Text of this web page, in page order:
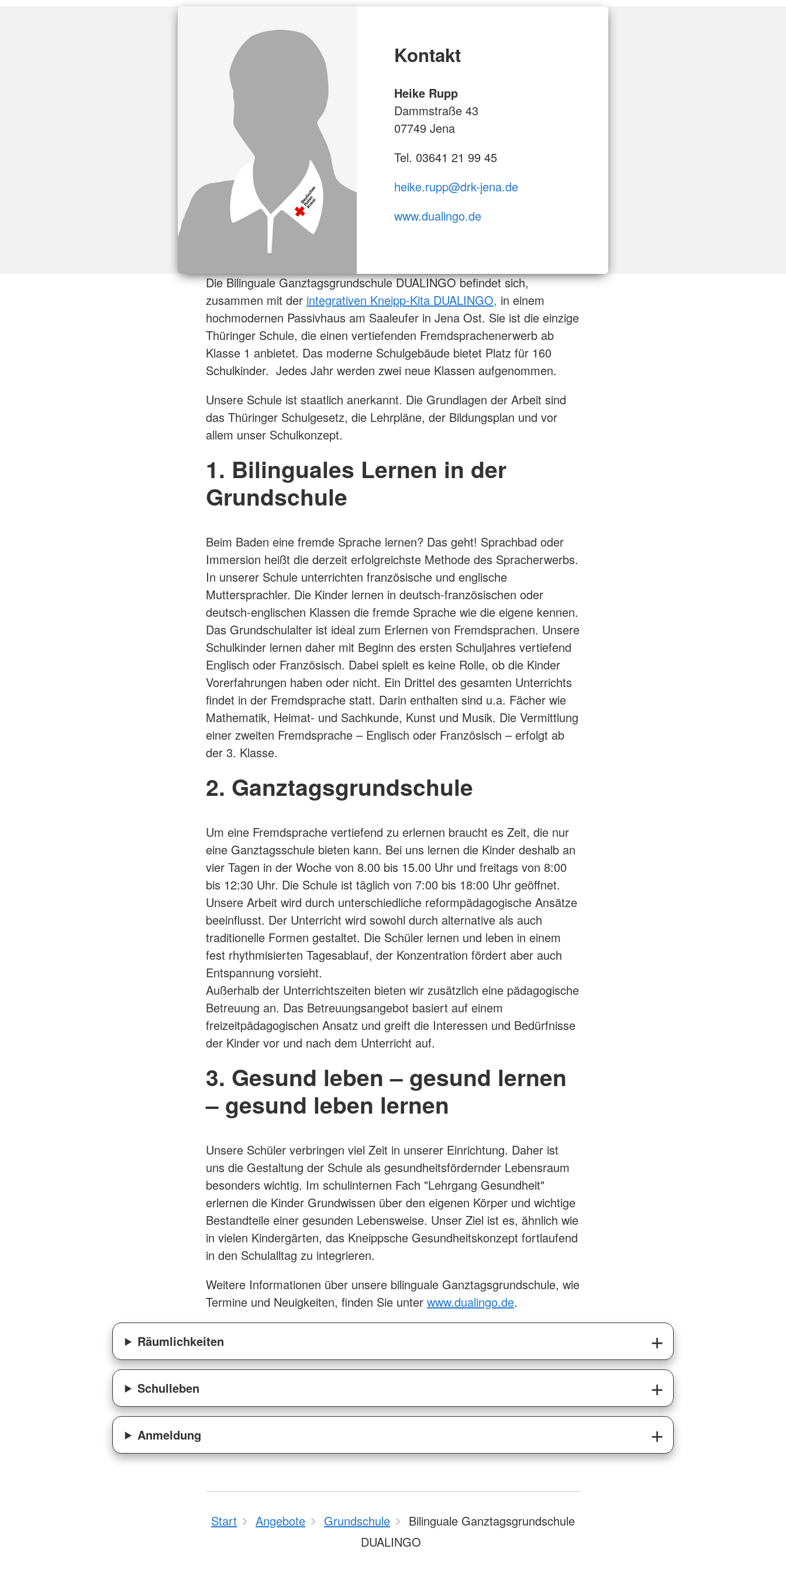
Kontakt
Heike Rupp
Dammstraße 43
07749 Jena
Tel. 03641 21 99 45
heike.rupp@drk-jena.de
www.dualingo.de
Die Bilinguale Ganztagsgrundschule DUALINGO befindet sich,
zusammen mit der integrativen Kneipp-Kita DUALINGO, in einem
hochmodernen Passivhaus am Saaleufer in Jena Ost. Sie ist die einzige
Thüringer Schule, die einen vertiefenden Fremdsprachenerwerb ab
Klasse 1 anbietet. Das moderne Schulgebäude bietet Platz für 160
Schulkinder. Jedes Jahr werden zwei neue Klassen aufgenommen.
Unsere Schule ist staatlich anerkannt. Die Grundlagen der Arbeit sind
das Thüringer Schulgesetz, die Lehrpläne, der Bildungsplan und vor
allem unser Schulkonzept.
1. Bilinguales Lernen in der
Grundschule
Beim Baden eine fremde Sprache lernen? Das geht! Sprachbad oder
Immersion heißt die derzeit erfolgreichste Methode des Spracherwerbs.
In unserer Schule unterrichten französische und englische
Muttersprachler. Die Kinder lernen in deutsch-französischen oder
deutsch-englischen Klassen die fremde Sprache wie die eigene kennen.
Das Grundschulalter ist ideal zum Erlernen von Fremdsprachen. Unsere
Schulkinder lernen daher mit Beginn des ersten Schuljahres vertiefend
Englisch oder Französisch. Dabei spielt es keine Rolle, ob die Kinder
Vorerfahrungen haben oder nicht. Ein Drittel des gesamten Unterrichts
findet in der Fremdsprache statt. Darin enthalten sind u.a. Fächer wie
Mathematik, Heimat- und Sachkunde, Kunst und Musik. Die Vermittlung
einer zweiten Fremdsprache – Englisch oder Französisch – erfolgt ab
der 3. Klasse.
2. Ganztagsgrundschule
Um eine Fremdsprache vertiefend zu erlernen braucht es Zeit, die nur
eine Ganztagsschule bieten kann. Bei uns lernen die Kinder deshalb an
vier Tagen in der Woche von 8.00 bis 15.00 Uhr und freitags von 8:00
bis 12:30 Uhr. Die Schule ist täglich von 7:00 bis 18:00 Uhr geöffnet.
Unsere Arbeit wird durch unterschiedliche reformpädagogische Ansätze
beeinflusst. Der Unterricht wird sowohl durch alternative als auch
traditionelle Formen gestaltet. Die Schüler lernen und leben in einem
fest rhythmisierten Tagesablauf, der Konzentration fördert aber auch
Entspannung vorsieht.
Außerhalb der Unterrichtszeiten bieten wir zusätzlich eine pädagogische
Betreuung an. Das Betreuungsangebot basiert auf einem
freizeitpädagogischen Ansatz und greift die Interessen und Bedürfnisse
der Kinder vor und nach dem Unterricht auf.
3. Gesund leben – gesund lernen
– gesund leben lernen
Unsere Schüler verbringen viel Zeit in unserer Einrichtung. Daher ist
uns die Gestaltung der Schule als gesundheitsfördernder Lebensraum
besonders wichtig. Im schulinternen Fach "Lehrgang Gesundheit"
erlernen die Kinder Grundwissen über den eigenen Körper und wichtige
Bestandteile einer gesunden Lebensweise. Unser Ziel ist es, ähnlich wie
in vielen Kindergärten, das Kneippsche Gesundheitskonzept fortlaufend
in den Schulalltag zu integrieren.
Weitere Informationen über unsere bilinguale Ganztagsgrundschule, wie
Termine und Neuigkeiten, finden Sie unter www.dualingo.de.
Räumlichkeiten
Schulleben
Anmeldung
Start Angebote Grundschule
Bilinguale Ganztagsgrundschule
DUALINGO